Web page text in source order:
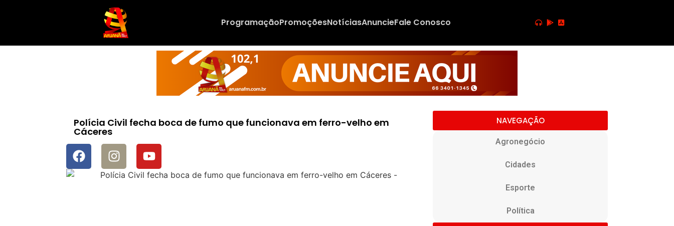
ProgramaçãoPromoçõesNotíciasAnuncieFale Conosco
Polícia Civil fecha boca de fumo que funcionava em ferro-velho em
Cáceres
NAVEGAÇÃO
Agronegócio
Cidades
Esporte
Política